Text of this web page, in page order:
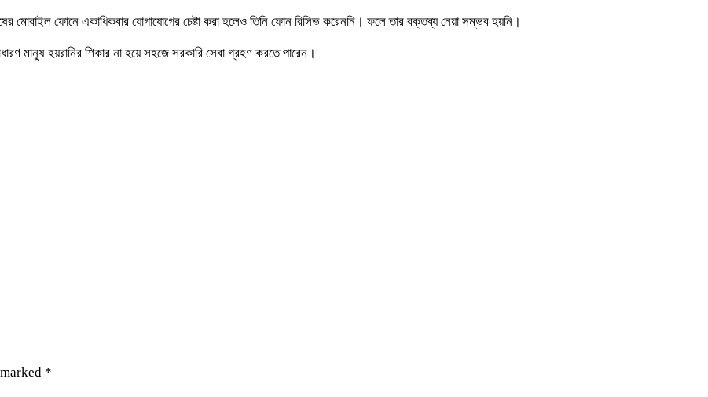
মোবাইল ফোনে একাধিকবার যোগাযোগের চেষ্টা করা হলেও তিনি ফোন রিসিভ করেননি। ফলে তার বক্তব্য নেয়া সম্ভব হয়নি।
মানুষ হয়রানির শিকার না হয়ে সহজে সরকারি সেবা গ্রহণ করতে পারেন।
*